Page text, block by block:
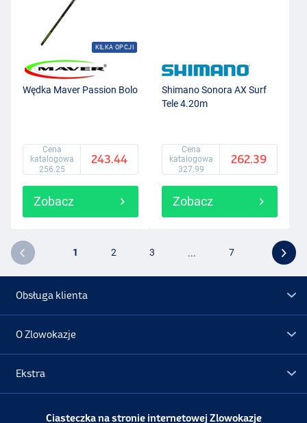
KILKA OPCJI
Wędka Maver Passion Bolo
Cena
katalogowa
256.25
243.44
Zobacz
Shimano Sonora AX Surf
Tele 4.20m
Cena
katalogowa
327.99
262.39
Zobacz
1 2 3 ... 7
Obsługa klienta
O Zlowokazje
Ekstra
PromocjeCiasteczka na stronie internetowej Zlowokazje